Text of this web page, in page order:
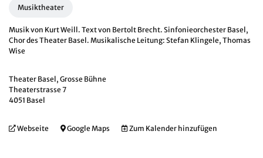
Musiktheater
Musik von Kurt Weill. Text von Bertolt Brecht. Sinfonieorchester Basel,
Chor des Theater Basel. Musikalische Leitung: Stefan Klingele, Thomas
Wise
Theater Basel, Grosse Bühne
Theaterstrasse 7
4051 Basel
Webseite Google Maps Zum Kalender hinzufügen